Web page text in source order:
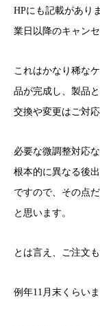
HPにも記載があり
業日以降のキャン
これはかなり稀な
品が完成し、製品
交換や変更はご対
必要な微調整対応
根本的に異なる後
ですので、その点
と思います。
とは言え、ご注文
例年11月末くらい